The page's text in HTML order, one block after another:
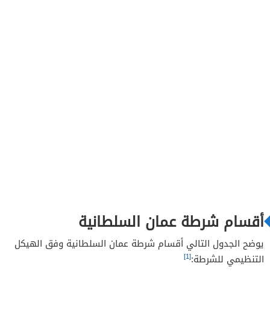
أقسام شرطة عمان السلطانية
يوضح الجدول التالي أقسام شرطة عمان السلطانية وفق الهيكل
التنظيمي للشرطة:[1]